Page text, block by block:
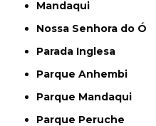
Mandaqui
Nossa Senhora do Ó
Parada Inglesa
Parque Anhembi
Parque Mandaqui
Parque Peruche